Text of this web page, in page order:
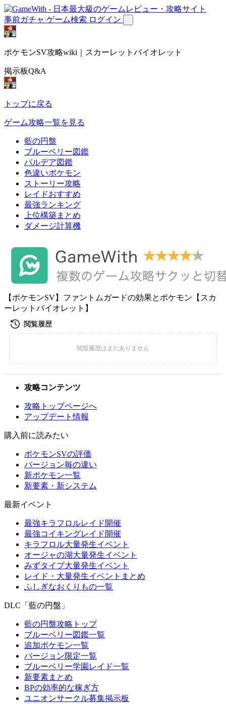
事前ガチャ ゲーム検索 ログイン
ポケモンSV攻略wiki｜スカーレットバイオレット
掲示板Q&A
トップに戻る
ゲーム攻略一覧を見る
藍の円盤
ブルーベリー図鑑
パルデア図鑑
色違いポケモン
ストーリー攻略
レイドおすすめ
最強ランキング
上位構築まとめ
ダメージ計算機
【ポケモンSV】ファントムガードの効果とポケモン【スカ
ーレットバイオレット】
攻略コンテンツ
攻略トップページへ
アップデート情報
購入前に読みたい
ポケモンSVの評価
バージョン毎の違い
新ポケモン一覧
新要素・新システム
最新イベント
最強キラフロルレイド開催
最強コイキングレイド開催
キラフロル大量発生イベント
オージャの湖大量発生イベント
みずタイプ大量発生イベント
レイド・大量発生イベントまとめ
ふしぎなおくりもの一覧
DLC「藍の円盤」
藍の円盤攻略トップ
ブルーベリー図鑑一覧
追加ポケモン一覧
バージョン限定一覧
ブルーベリー学園レイド一覧
新要素まとめ
BPの効率的な稼ぎ方
ユニオンサークル募集掲示板